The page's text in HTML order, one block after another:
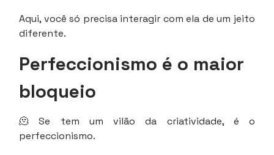
Aqui, você só precisa interagir com ela de um jeito
diferente.
Perfeccionismo é o maior
bloqueio
🫠 Se tem um vilão da criatividade, é o
perfeccionismo.